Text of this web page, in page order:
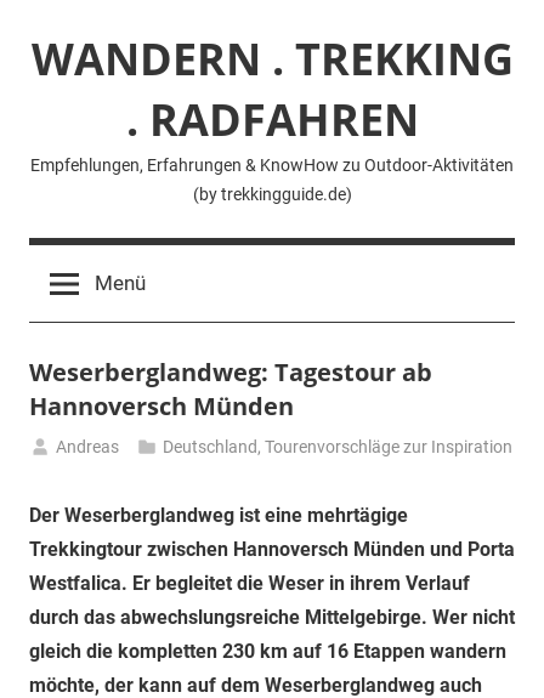
Inhalt
springenWANDERN . TREKKING
. RADFAHREN
Empfehlungen, Erfahrungen & KnowHow zu Outdoor-Aktivitäten
(by trekkingguide.de)
Menü
Weserberglandweg: Tagestour ab
Hannoversch Münden
Mai
Andreas Deutschland,Tourenvorschläge zur Inspiration
Der Weserberglandweg ist eine mehrtägige
Trekkingtour zwischen Hannoversch Münden und Porta
Westfalica. Er begleitet die Weser in ihrem Verlauf
durch das abwechslungsreiche Mittelgebirge. Wer nicht
gleich die kompletten 230 km auf 16 Etappen wandern
möchte, der kann auf dem Weserberglandweg auch